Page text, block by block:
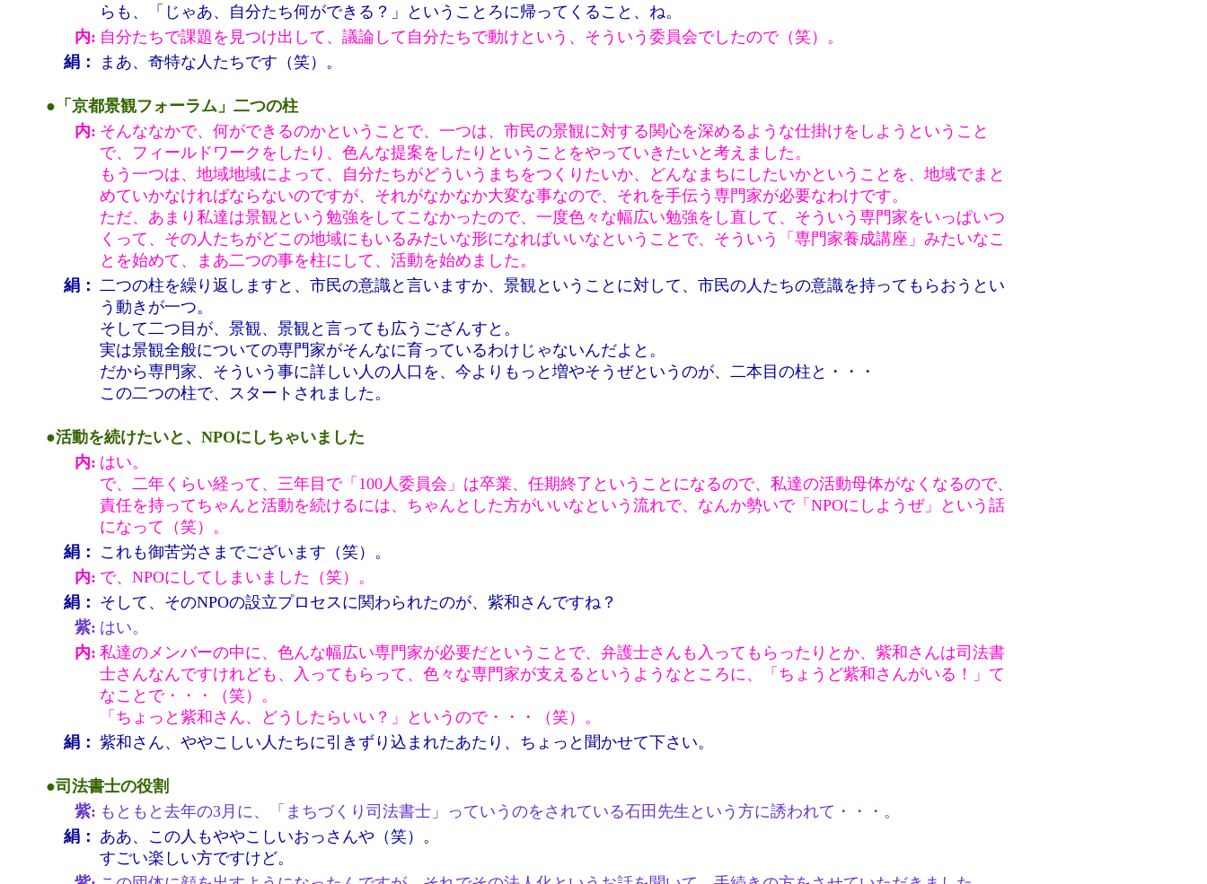
らも、「じゃあ、自分たち何ができる？」ということろに帰ってくること、ね。
内: 自分たちで課題を見つけ出して、議論して自分たちで動けという、そういう委員会でしたので（笑）。
絹：
まあ、奇特な人たちです（笑）。
●「京都景観フォーラム」二つの柱
内: そんななかで、何ができるのかということで、一つは、市民の景観に対する関心を深めるような仕掛けをしようということ
で、フィールドワークをしたり、色んな提案をしたりということをやっていきたいと考えました。
もう一つは、地域地域によって、自分たちがどういうまちをつくりたいか、どんなまちにしたいかということを、地域でまと
めていかなければならないのですが、それがなかなか大変な事なので、それを手伝う専門家が必要なわけです。
ただ、あまり私達は景観という勉強をしてこなかったので、一度色々な幅広い勉強をし直して、そういう専門家をいっぱいつ
くって、その人たちがどこの地域にもいるみたいな形になればいいなということで、そういう「専門家養成講座」みたいなこ
とを始めて、まあ二つの事を柱にして、活動を始めました。
絹： 二つの柱を繰り返しますと、市民の意識と言いますか、景観ということに対して、市民の人たちの意識を持ってもらおうとい
う動きが一つ。
そして二つ目が、景観、景観と言っても広うござんすと。
実は景観全般についての専門家がそんなに育っているわけじゃないんだよと。
だから専門家、そういう事に詳しい人の人口を、今よりもっと増やそうぜというのが、二本目の柱と・・・
この二つの柱で、スタートされました。
●活動を続けたいと、NPOにしちゃいました
内: はい。
で、二年くらい経って、三年目で「100人委員会」は卒業、任期終了ということになるので、私達の活動母体がなくなるので、
責任を持ってちゃんと活動を続けるには、ちゃんとした方がいいなという流れで、なんか勢いで「NPOにしようぜ」という話
になって（笑）。
絹：
これも御苦労さまでございます（笑）。
内: で、NPOにしてしまいました（笑）。
絹： そして、そのNPOの設立プロセスに関わられたのが、紫和さんですね？
紫: はい。
内: 私達のメンバーの中に、色んな幅広い専門家が必要だということで、弁護士さんも入ってもらったりとか、紫和さんは司法書
士さんなんですけれども、入ってもらって、色々な専門家が支えるというようなところに、「ちょうど紫和さんがいる！」て
なことで・・・（笑）。
「ちょっと紫和さん、どうしたらいい？」というので・・・（笑）。
絹： 紫和さん、ややこしい人たちに引きずり込まれたあたり、ちょっと聞かせて下さい。
●司法書士の役割
紫: もともと去年の3月に、「まちづくり司法書士」っていうのをされている石田先生という方に誘われて・・・。
絹： ああ、この人もややこしいおっさんや（笑）。
すごい楽しい方ですけど。